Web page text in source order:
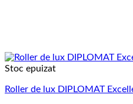
Stoc epuizat
Roller de lux DIPLOMAT